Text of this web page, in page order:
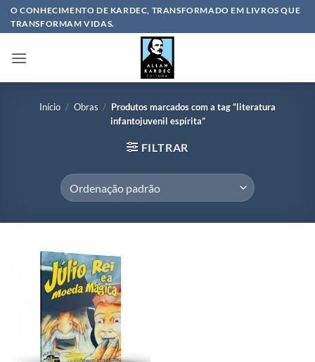
SkipO CONHECIMENTO DE KARDEC, TRANSFORMADO EM LIVROS QUE
TRANSFORMAM VIDAS.
Início / Obras / Produtos marcados com a tag “literatura
infantojuvenil espírita”
FILTRAR